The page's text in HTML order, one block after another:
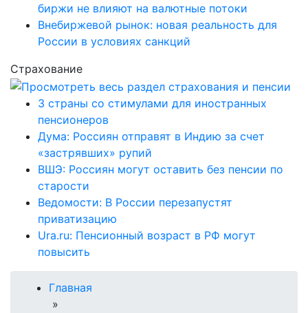
биржи не влияют на валютные потоки
Внебиржевой рынок: новая реальность для
России в условиях санкций
Страхование
3 страны со стимулами для иностранных
пенсионеров
Дума: Россиян отправят в Индию за счет
«застрявших» рупий
ВШЭ: Россиян могут оставить без пенсии по
старости
Ведомости: В России перезапустят
приватизацию
Ura.ru: Пенсионный возраст в РФ могут
повысить
Главная
»